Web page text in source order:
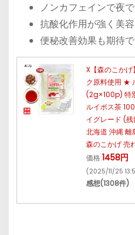
ノンカフェインで夜
抗酸化作用が強く美
便秘改善効果も期待
X【森のこか
ク原料使用 ★
(2g×100p) 特
ルイボス茶
イグレード (
北海道 沖縄 離
森のこかげ 売
価格:1458円
(2025/11/25
感想(1308件)